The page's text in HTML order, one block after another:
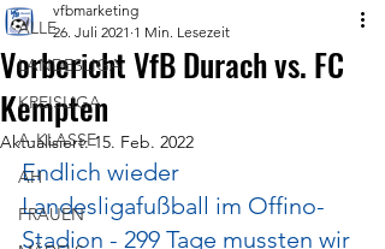
ALLE
LANDESLIGA
KREISLIGA
A-KLASSE
AH
FRAUEN
Vorbericht VfB Durach vs. FC
Kempten
vfbmarketing
26. Juli 2021 1 Min. Lesezeit
Aktualisiert:15. Feb. 2022
Endlich wieder
Landesligafußball im Offino-
Stadion - 299 Tage mussten wir